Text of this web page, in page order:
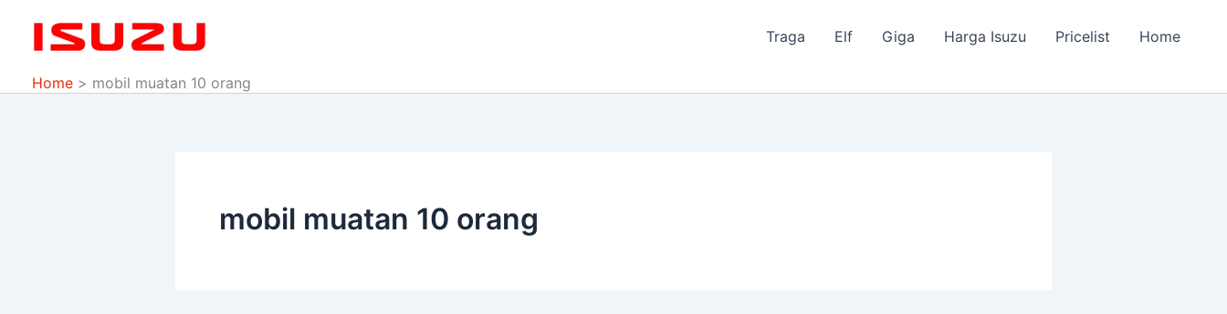
Traga Elf Giga Harga Isuzu Pricelist Home
Home mobil muatan 10 orang
mobil muatan 10 orang